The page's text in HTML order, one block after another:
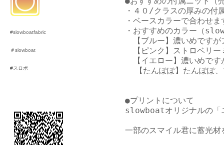
・４０/クラスの厚みの付
・ベースカラーで合わせ
・おすすめのカラー（
【ブルー】濃いめですが
【ピンク】ストロベリー
【イエロー】濃いめです
【たんぽぽ】たんぽぽ
●プリントについて
slowboatオリジナルの「
一部のスマイル君に蓄光
#slowboatfabric
＃slowboat
#スロボ